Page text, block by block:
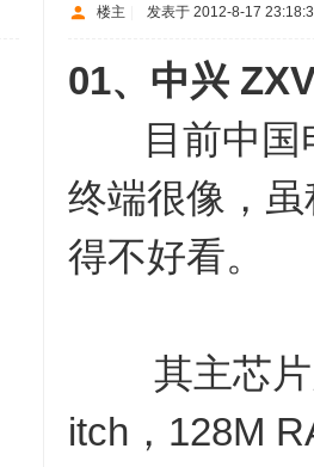
楼主 发表于 2012-8-17
01、 中兴
目前中国电
终端很像，
得不好看。
其主芯片为
itch，128M